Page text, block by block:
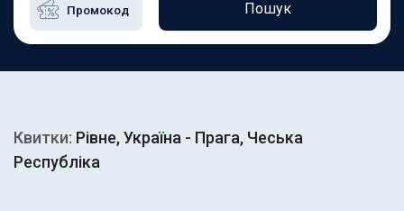
Пошук
Квитки: Рівне, Україна - Прага, Чеська
Республіка